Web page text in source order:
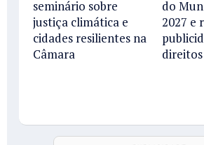
seminário sobre
justiça climática e
cidades resilientes na
Câmara
do
2027 e
direitos